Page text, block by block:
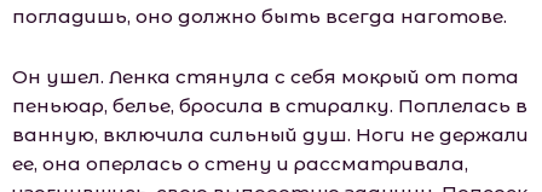
погладишь, оно должно быть всегда наготове.
Он ушел. Ленка стянула с себя мокрый от пота
пеньюар, белье, бросила в стиралку. Поплелась в
ванную, включила сильный душ. Ноги не держали
ее, она оперлась о стену и рассматривала,